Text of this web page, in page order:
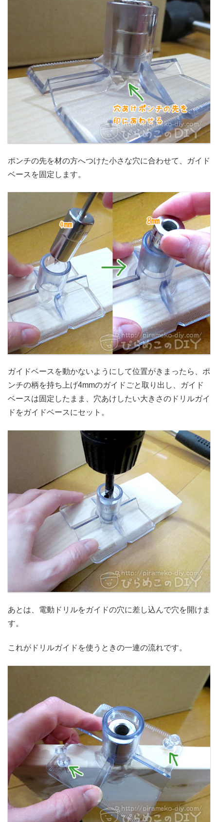
ポンチの先を材の方へつけた小さな穴に合わせて、ガイド
ベースを固定します。
ガイドベースを動かないようにして位置がきまったら、ポ
ンチの柄を持ち上げ4mmのガイドごと取り出し、ガイド
ベースは固定したまま、穴あけしたい大きさのドリルガイ
ドをガイドベースにセット。
あとは、電動ドリルをガイドの穴に差し込んで穴を開けま
す。
これがドリルガイドを使うときの一連の流れです。